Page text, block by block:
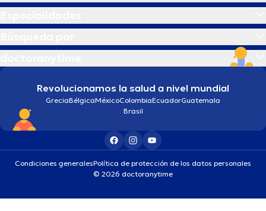
Revolucionamos la salud a nivel mundial
GreciaBélgicaMéxicoColombiaEcuadorGuatemala
Brasil
Condiciones generalesPolítica de protección de los datos personales
© 2026 doctoranytime